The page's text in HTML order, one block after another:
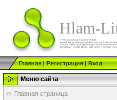
Hlam-
Главная|Регистрация|Вход
Меню сайта
Главная страница